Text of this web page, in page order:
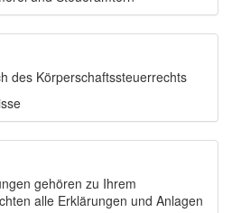
des Körperschaftssteuerrechts
gehören zu Ihrem
alle Erklärungen und Anlagen